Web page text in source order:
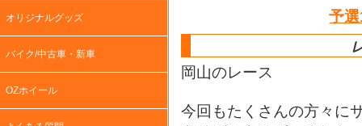
予
岡山のレース
今回もたくさんの方々に
オリジナルグッズ
バイク/中古車・新車
OZホイール